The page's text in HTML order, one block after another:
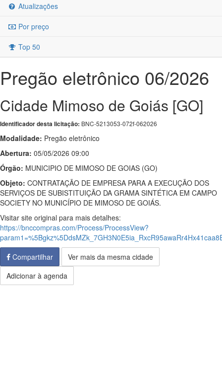
Atualizações
Por preço
Top 50
Pregão eletrônico 06/2026
Cidade Mimoso de Goiás [GO]
Identificador desta licitação: BNC-5213053-072f-062026
Modalidade: Pregão eletrônico
Abertura: 05/05/2026 09:00
Órgão: MUNICIPIO DE MIMOSO DE GOIAS (GO)
Objeto: CONTRATAÇÃO DE EMPRESA PARA A EXECUÇÃO DOS
SERVIÇOS DE SUBISTITUIÇÃO DA GRAMA SINTÉTICA EM CAMPO
SOCIETY NO MUNICÍPIO DE MIMOSO DE GOIÁS.
Visitar site original para mais detalhes:
https://bnccompras.com/Process/ProcessView?
Compartilhar
Ver mais da mesma cidade
Adicionar à agenda